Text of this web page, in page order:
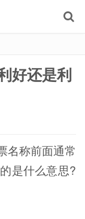
好还是利
名称前面通常
是什么意思?